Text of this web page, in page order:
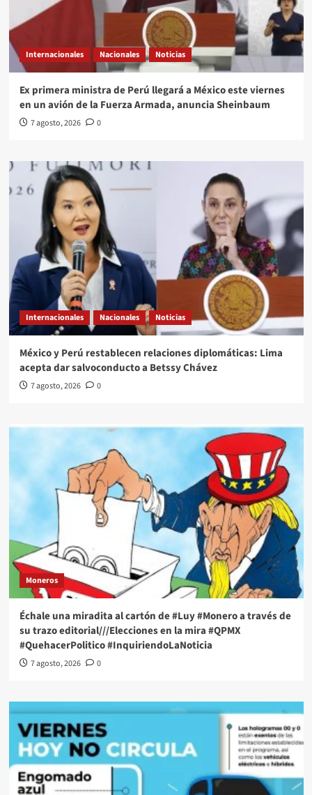
Internacionales Nacionales Noticias
Ex primera ministra de Perú llegará a México este viernes
en un avión de la Fuerza Armada, anuncia Sheinbaum
7 agosto, 2026 0
Internacionales Nacionales Noticias
México y Perú restablecen relaciones diplomáticas: Lima
acepta dar salvoconducto a Betssy Chávez
7 agosto, 2026 0
Moneros
Échale una miradita al cartón de #Luy #Monero a través de
su trazo editorial///Elecciones en la mira #QPMX
#QuehacerPolitico #InquiriendoLaNoticia
7 agosto, 2026 0